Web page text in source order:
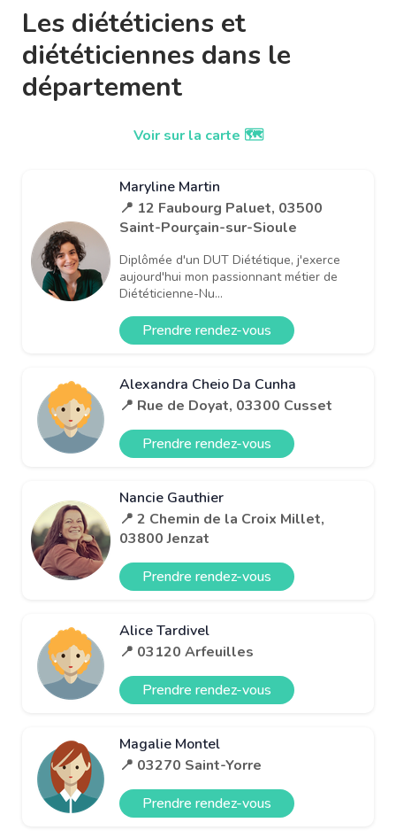
Les diététiciens et
diététiciennes dans le
département
Voir sur la carte 🗺️
Maryline Martin
📍 12 Faubourg Paluet, 03500
Saint-Pourçain-sur-Sioule
Diplômée d'un DUT Diététique, j'exerce
aujourd'hui mon passionnant métier de
Diététicienne-Nu...
Prendre rendez-vous
Alexandra Cheio Da Cunha
📍 Rue de Doyat, 03300 Cusset
Prendre rendez-vous
Nancie Gauthier
📍 2 Chemin de la Croix Millet,
03800 Jenzat
Prendre rendez-vous
Alice Tardivel
📍 03120 Arfeuilles
Prendre rendez-vous
Magalie Montel
📍 03270 Saint-Yorre
Prendre rendez-vous